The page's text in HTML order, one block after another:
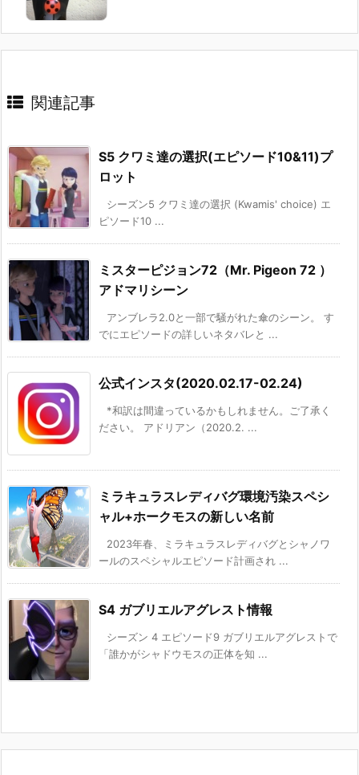
関連記事
S5 クワミ達の選択(エピソード10&11)プ
ロット
シーズン5 クワミ達の選択 (Kwamis' choice) エ
ピソード10 ...
ミスターピジョン72（Mr. Pigeon 72 ）
アドマリシーン
アンブレラ2.0と一部で騒がれた傘のシーン。 す
でにエピソードの詳しいネタバレと ...
公式インスタ(2020.02.17-02.24)
*和訳は間違っているかもしれません。ご了承く
ださい。 アドリアン（2020.2. ...
ミラキュラスレディバグ環境汚染スペシ
ャル+ホークモスの新しい名前
2023年春、ミラキュラスレディバグとシャノワ
ールのスペシャルエピソード計画され ...
S4 ガブリエルアグレスト情報
シーズン 4 エピソード9 ガブリエルアグレストで
「誰かがシャドウモスの正体を知 ...